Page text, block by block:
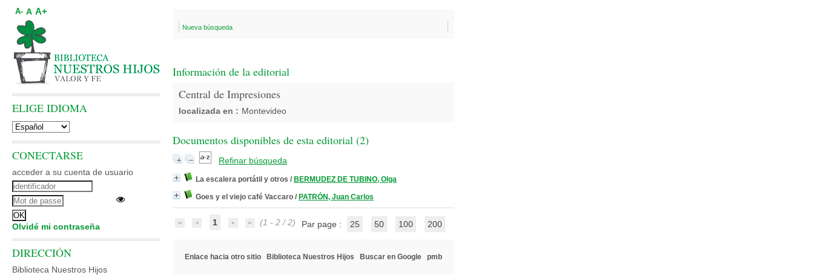
Nueva búsqueda
Información de la editorial
Central de Impresiones
localizada en : Montevideo
Documentos disponibles de esta editorial (2)
Refinar búsqueda
La escalera portátil y otros / BERMUDEZ DE TUBINO, Olga
Goes y el viejo café Vaccaro / PATRÓN, Juan Carlos
1 (1 - 2 / 2) Par page : 25 50 100 200
Enlace hacia otro sitio Biblioteca Nuestros Hijos Buscar en Google pmb
A- A A+
ELIGE IDIOMA
CONECTARSE
acceder a su cuenta de usuario
Olvidé mi contraseña
DIRECCIÓN
Biblioteca Nuestros Hijos